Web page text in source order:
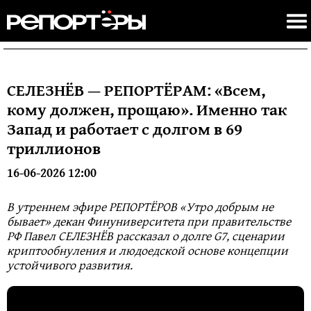
СЕЛЕЗНЁВ — РЕПОРТЁРАМ: «Всем,
кому должен, прощаю». Именно так
Запад и работает с долгом в 69
триллионов
16-06-2026 12:00
В утреннем эфире РЕПОРТЁРОВ «Утро добрым не
бывает» декан Финуниверситета при правительстве
РФ Павел СЕЛЕЗНЁВ рассказал о долге G7, сценарии
криптообнуления и людоедской основе концепции
устойчивого развития.